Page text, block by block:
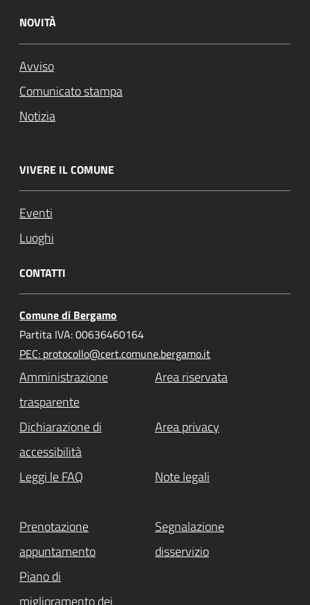
NOVITÀ
Avviso
Comunicato stampa
Notizia
VIVERE IL COMUNE
Eventi
Luoghi
CONTATTI
Comune di Bergamo
Partita IVA: 00636460164
PEC: protocollo@cert.comune.bergamo.it
Amministrazione
trasparente
Area riservata
Dichiarazione di
accessibilità
Area privacy
Leggi le FAQ Note legali
Prenotazione
appuntamento
Segnalazione
disservizio
Piano di